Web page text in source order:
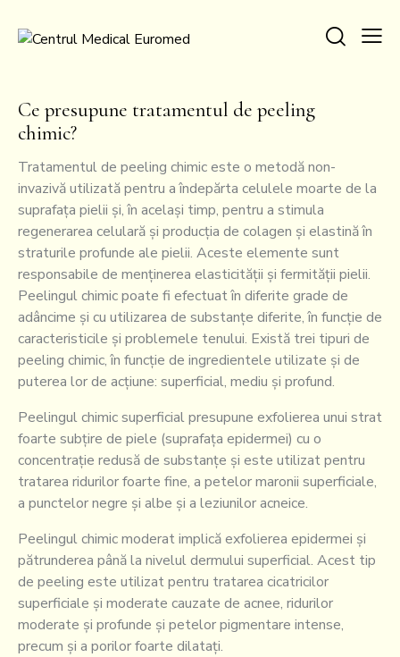
Ce presupune tratamentul de peeling
chimic?
Tratamentul de peeling chimic este o metodă non-
invazivă utilizată pentru a îndepărta celulele moarte de la
suprafața pielii și, în același timp, pentru a stimula
regenerarea celulară și producția de colagen și elastină în
straturile profunde ale pielii. Aceste elemente sunt
responsabile de menținerea elasticității și fermității pielii.
Peelingul chimic poate fi efectuat în diferite grade de
adâncime și cu utilizarea de substanțe diferite, în funcție de
caracteristicile și problemele tenului. Există trei tipuri de
peeling chimic, în funcție de ingredientele utilizate și de
puterea lor de acțiune: superficial, mediu și profund.
Peelingul chimic superficial presupune exfolierea unui strat
foarte subțire de piele (suprafața epidermei) cu o
concentrație redusă de substanțe și este utilizat pentru
tratarea ridurilor foarte fine, a petelor maronii superficiale,
a punctelor negre și albe și a leziunilor acneice.
Peelingul chimic moderat implică exfolierea epidermei și
pătrunderea până la nivelul dermului superficial. Acest tip
de peeling este utilizat pentru tratarea cicatricilor
superficiale și moderate cauzate de acnee, ridurilor
moderate și profunde și petelor pigmentare intense,
precum și a porilor foarte dilatați.